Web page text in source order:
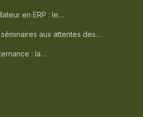
en ERP : le…
aux attentes des…
: la…